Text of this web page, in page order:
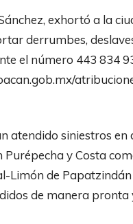
exhortó a la
derrumbes,
el número 443 834
atendido siniestros
y Costa
Limón de
de manera pronta